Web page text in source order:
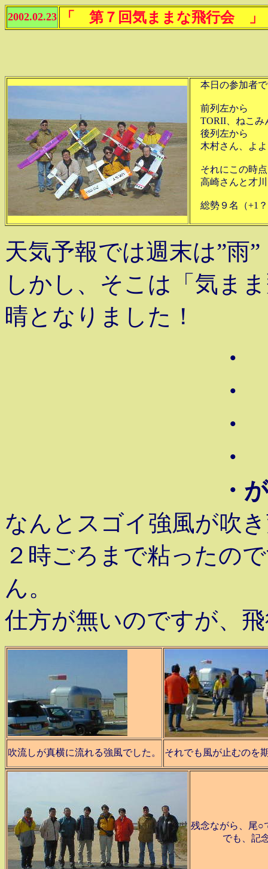
2002.02.23 「 第７回気ままな飛行会
本日の参加者
前列左から
TORII、ねこみ
後列左から
木村さん、よ
それにこの時点
高崎さんと才川
総勢９名（+1
天気予報では週末は”雨”
しかし、そこは「気ま
晴となりました！
・
・
・
・
・が
なんとスゴイ強風が吹
２時ごろまで粘ったの
ん。
仕方が無いのですが、
吹流しが真横に流れる強風でした。 それでも風が止むのを
残念ながら、尾○
でも、記